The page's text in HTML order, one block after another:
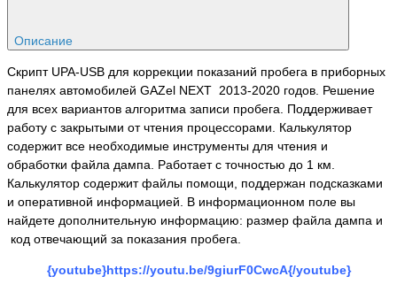
Описание
Скрипт UPA-USB для коррекции показаний пробега в приборных
панелях автомобилей GAZel NEXT 2013-2020 годов. Решение
для всех вариантов алгоритма записи пробега. Поддерживает
работу с закрытыми от чтения процессорами. Калькулятор
содержит все необходимые инструменты для чтения и
обработки файла дампа. Работает с точностью до 1 км.
Калькулятор содержит файлы помощи, поддержан подсказками
и оперативной информацией. В информационном поле вы
найдете дополнительную информацию: размер файла дампа и
код отвечающий за показания пробега.
{youtube}https://youtu.be/9giurF0CwcA{/youtube}